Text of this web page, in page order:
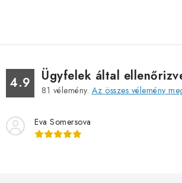
4.9 Ügyfelek által
81 vélemény. Az összes vélemény
Eva Somersova